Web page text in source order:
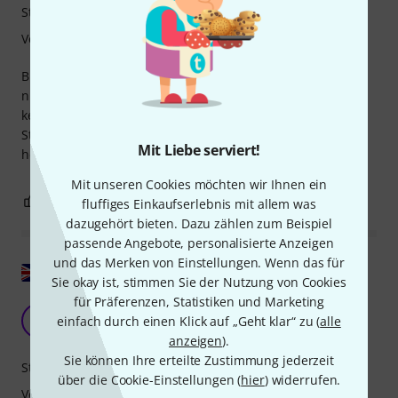
Mit Liebe serviert!
Mit unseren Cookies möchten wir Ihnen ein
fluffiges Einkaufserlebnis mit allem was
dazugehört bieten. Dazu zählen zum Beispiel
passende Angebote, personalisierte Anzeigen
und das Merken von Einstellungen. Wenn das für
Sie okay ist, stimmen Sie der Nutzung von Cookies
für Präferenzen, Statistiken und Marketing
einfach durch einen Klick auf „Geht klar“ zu (alle
anzeigen).
Sie können Ihre erteilte Zustimmung jederzeit
über die Cookie-Einstellungen (hier) widerrufen.
Bildschön sieht es aus, dieses 19-Zoll-Siderack. Allerdings
nicht gerade günstig. Es ist halt ein Studio-Möbelstück und
kein Ikea-Regal. Es setzt (vor allem schwarze) 19-Zoll-
Studiogeräte sehr schön in Szene in Kombination zu dem
hell gehaltenen Holz. Todschick!
Stabilität
Verarbeitung
0 0 BEWERTUNG MELDEN
Original zeigen
Box für mehr Ordnung
rugzbeats 22.10.2024
Stabilität
Verarbeitung